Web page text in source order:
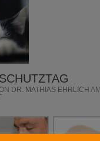
DR. MATHIAS EHRLICH AM